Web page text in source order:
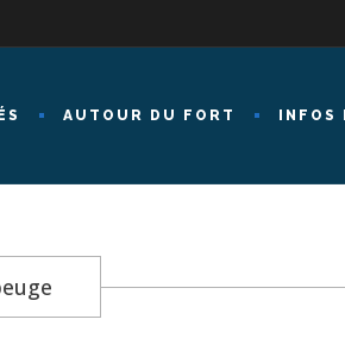
AUTOUR DU FORT INFOS